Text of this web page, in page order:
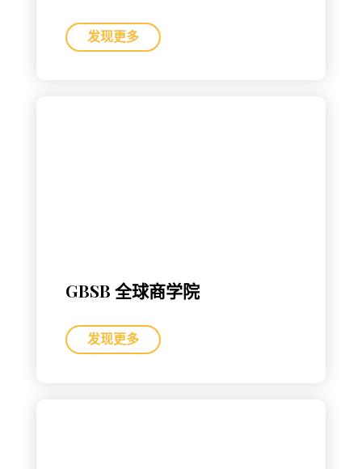
发现更多
GBSB 全球商学院
发现更多